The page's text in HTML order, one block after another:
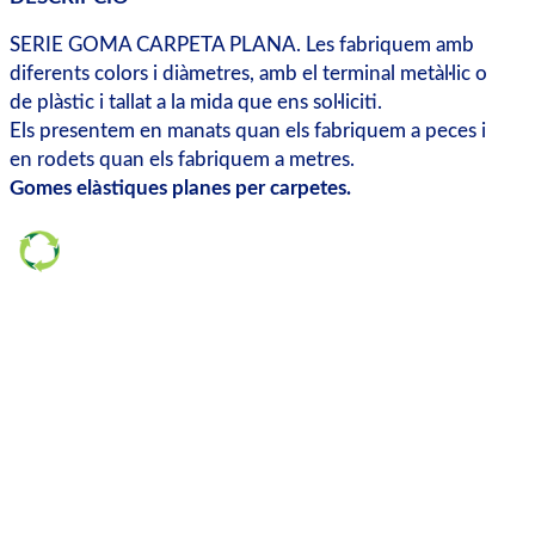
SERIE GOMA CARPETA PLANA. Les fabriquem amb
diferents colors i diàmetres, amb el terminal metàl·lic o
de plàstic i tallat a la mida que ens sol·liciti.
Els presentem en manats quan els fabriquem a peces i
en rodets quan els fabriquem a metres.
Gomes elàstiques planes per carpetes.